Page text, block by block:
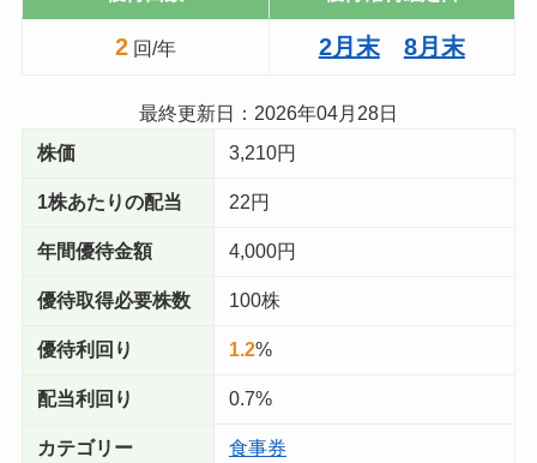
2 回/年 2月末 8月末
最終更新日： 2026年04月28日
株価
3,210円
1株あたりの配当 22円
年間優待金額 4,000円
優待取得必要株数 100株
優待利回り 1.2%
配当利回り 0.7%
カテゴリー
食事券